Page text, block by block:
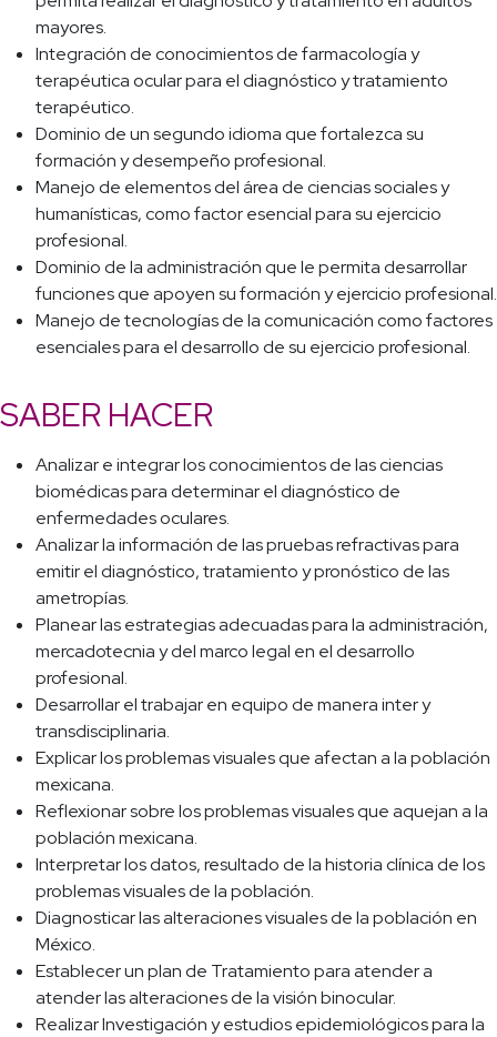
mayores.
Integración de conocimientos de farmacología y
terapéutica ocular para el diagnóstico y tratamiento
terapéutico.
Dominio de un segundo idioma que fortalezca su
formación y desempeño profesional.
Manejo de elementos del área de ciencias sociales y
humanísticas, como factor esencial para su ejercicio
profesional.
Dominio de la administración que le permita desarrollar
funciones que apoyen su formación y ejercicio profesional.
Manejo de tecnologías de la comunicación como factores
esenciales para el desarrollo de su ejercicio profesional.
SABER HACER
Analizar e integrar los conocimientos de las ciencias
biomédicas para determinar el diagnóstico de
enfermedades oculares.
Analizar la información de las pruebas refractivas para
emitir el diagnóstico, tratamiento y pronóstico de las
ametropías.
Planear las estrategias adecuadas para la administración,
mercadotecnia y del marco legal en el desarrollo
profesional.
Desarrollar el trabajar en equipo de manera inter y
transdisciplinaria.
Explicar los problemas visuales que afectan a la población
mexicana.
Reflexionar sobre los problemas visuales que aquejan a la
población mexicana.
Interpretar los datos, resultado de la historia clínica de los
problemas visuales de la población.
Diagnosticar las alteraciones visuales de la población en
México.
Establecer un plan de Tratamiento para atender a
atender las alteraciones de la visión binocular.
Realizar Investigación y estudios epidemiológicos para la